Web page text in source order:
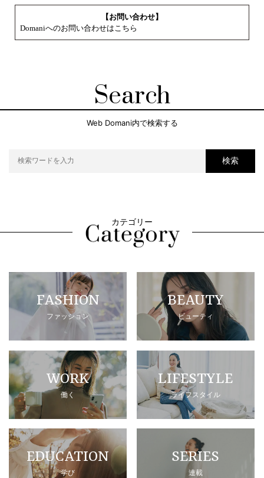
【お問い合わせ】
Domaniへのお問い合わせはこちら
Search
Web Domani内で検索する
検索
カテゴリー
FASHION
ファッション
BEAUTY
ビューティ
WORK
働く
LIFESTYLE
ライフスタイル
EDUCATION
学び
SERIES
連載